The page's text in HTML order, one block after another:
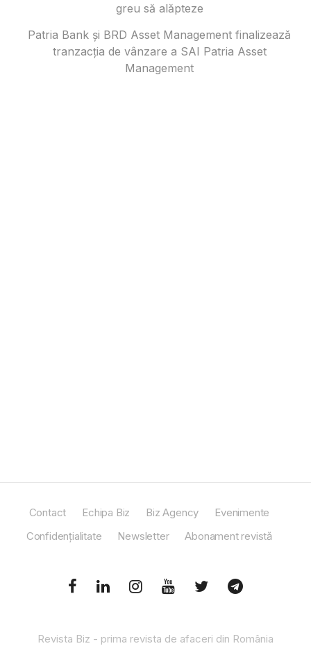
greu să alăpteze
Patria Bank și BRD Asset Management finalizează
tranzacția de vânzare a SAI Patria Asset
Management
Contact Echipa Biz Biz Agency
Evenimente
Confidențialitate
Newsletter Abonament revistă
Revista Biz - prima revista de afaceri din România